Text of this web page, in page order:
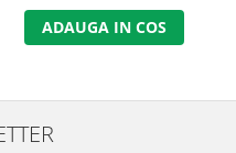
ADAUGA IN COS